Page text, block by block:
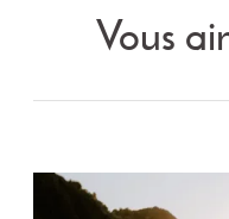
Vous